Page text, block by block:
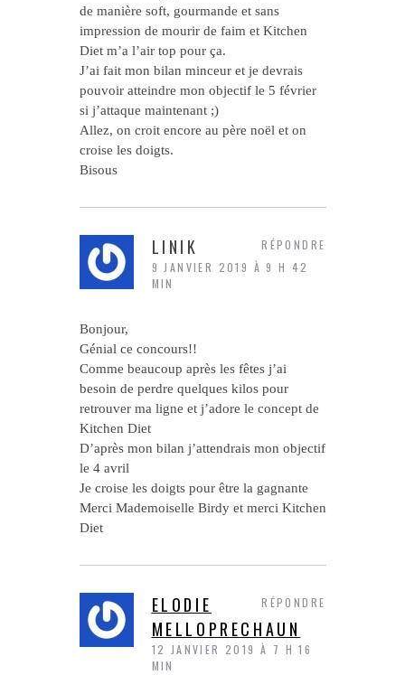
de manière soft, gourmande et sans
impression de mourir de faim et Kitchen
Diet m’a l’air top pour ça.
J’ai fait mon bilan minceur et je devrais
pouvoir atteindre mon objectif le 5 février
si j’attaque maintenant ;)
Allez, on croit encore au père noël et on
croise les doigts.
Bisous
LINIK
9 JANVIER 2019 À 9 H 42
MIN
Bonjour,
Génial ce concours!!
Comme beaucoup après les fêtes j’ai
besoin de perdre quelques kilos pour
retrouver ma ligne et j’adore le concept de
Kitchen Diet
D’après mon bilan j’attendrais mon objectif
le 4 avril
Je croise les doigts pour être la gagnante
Merci Mademoiselle Birdy et merci Kitchen
Diet
RÉPONDRE
ELODIE
MELLOPRECHAUN
12 JANVIER 2019 À 7 H 16
MIN
RÉPONDRE